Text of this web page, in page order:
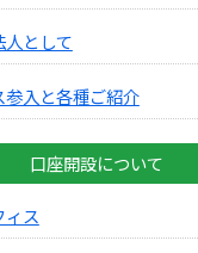
として
入と各種ご紹介
口座開設について
ィス